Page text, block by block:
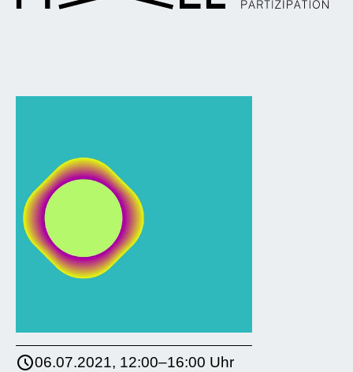
06.07.2021, 12:00–16:00 Uhr